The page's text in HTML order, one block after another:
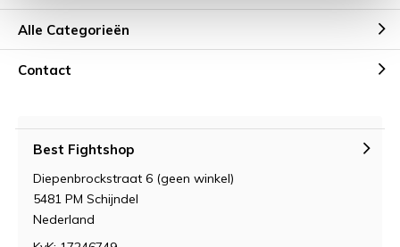
Alle Categorieën
Contact
Best Fightshop
Diepenbrockstraat 6 (geen winkel)
5481 PM Schijndel
Nederland